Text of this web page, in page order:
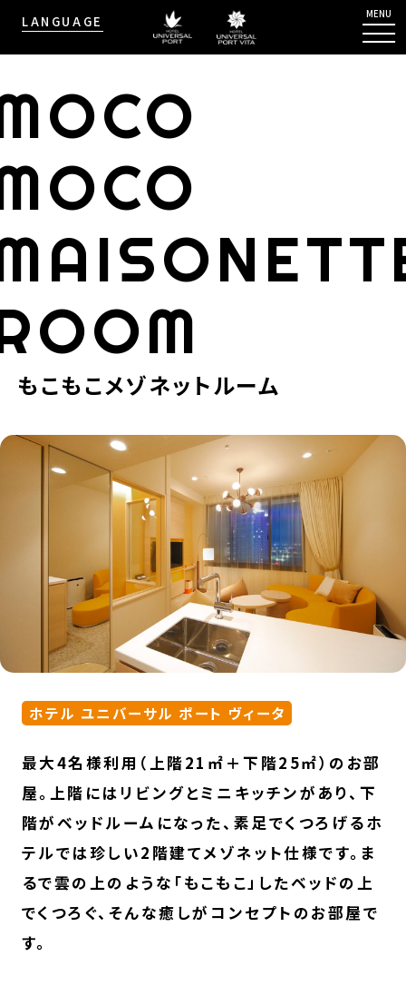
LANGUAGE MENU
もこもこメゾネットルーム
ホテル ユニバーサル ポート ヴィータ
最大4名様利用（上階21㎡＋下階25㎡）のお部
屋。上階にはリビングとミニキッチンがあり、下
階がベッドルームになった、素足でくつろげるホ
テルでは珍しい2階建てメゾネット仕様です。ま
るで雲の上のような「もこもこ」したベッドの上
でくつろぐ、そんな癒しがコンセプトのお部屋で
す。